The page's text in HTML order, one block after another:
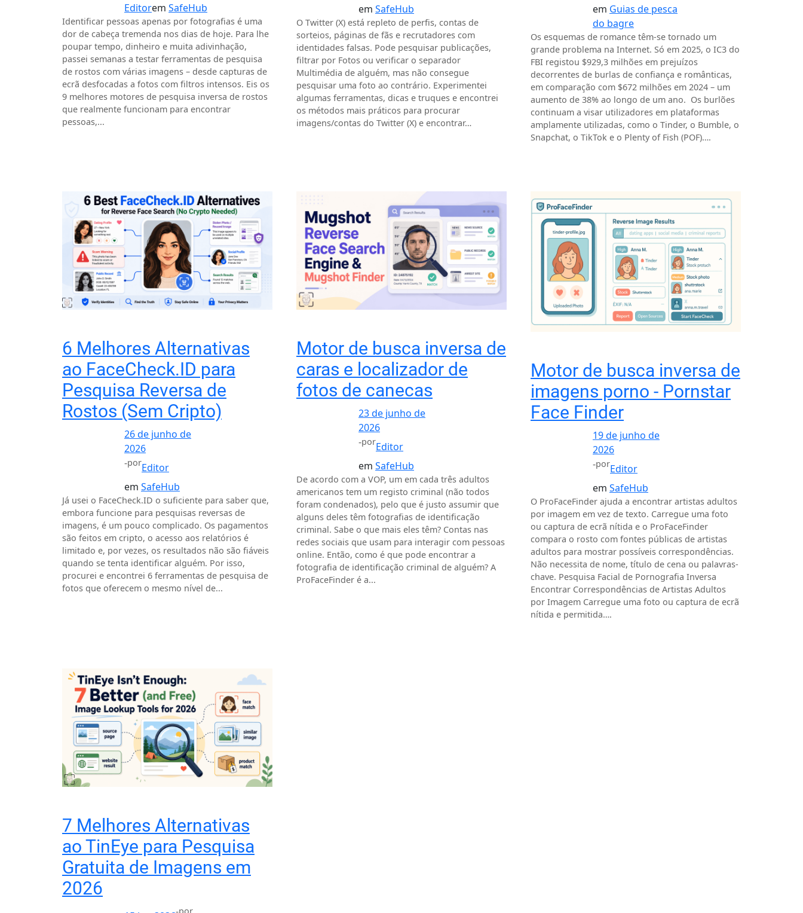
Editorem SafeHub
Identificar pessoas apenas por fotografias é uma
dor de cabeça tremenda nos dias de hoje. Para lhe
poupar tempo, dinheiro e muita adivinhação,
passei semanas a testar ferramentas de pesquisa
de rostos com várias imagens – desde capturas de
ecrã desfocadas a fotos com filtros intensos. Eis os
9 melhores motores de pesquisa inversa de rostos
que realmente funcionam para encontrar
pessoas,...
em SafeHub
O Twitter (X) está repleto de perfis, contas de
sorteios, páginas de fãs e recrutadores com
identidades falsas. Pode pesquisar publicações,
filtrar por Fotos ou verificar o separador
Multimédia de alguém, mas não consegue
pesquisar uma foto ao contrário. Experimentei
algumas ferramentas, dicas e truques e encontrei
os métodos mais práticos para procurar
imagens/contas do Twitter (X) e encontrar…
em Guias de pesca
do bagre
Os esquemas de romance têm-se tornado um
grande problema na Internet. Só em 2025, o IC3 do
FBI registou $929,3 milhões em prejuízos
decorrentes de burlas de confiança e românticas,
em comparação com $672 milhões em 2024 – um
aumento de 38% ao longo de um ano. Os burlões
continuam a visar utilizadores em plataformas
amplamente utilizadas, como o Tinder, o Bumble, o
Snapchat, o TikTok e o Plenty of Fish (POF)….
6 Melhores Alternativas
ao FaceCheck.ID para
Pesquisa Reversa de
Rostos (Sem Cripto)
26 de junho de
2026
-porEditor
em SafeHub
Já usei o FaceCheck.ID o suficiente para saber que,
embora funcione para pesquisas reversas de
imagens, é um pouco complicado. Os pagamentos
são feitos em cripto, o acesso aos relatórios é
limitado e, por vezes, os resultados não são fiáveis
quando se tenta identificar alguém. Por isso,
procurei e encontrei 6 ferramentas de pesquisa de
fotos que oferecem o mesmo nível de...
Motor de busca inversa de
caras e localizador de
fotos de canecas
23 de junho de
2026
-porEditor
em SafeHub
De acordo com a VOP, um em cada três adultos
americanos tem um registo criminal (não todos
foram condenados), pelo que é justo assumir que
alguns deles têm fotografias de identificação
criminal. Sabe o que mais eles têm? Contas nas
redes sociais que usam para interagir com pessoas
online. Então, como é que pode encontrar a
fotografia de identificação criminal de alguém? A
ProFaceFinder é a...
Motor de busca inversa de
imagens porno - Pornstar
Face Finder
19 de junho de
2026
-porEditor
em SafeHub
O ProFaceFinder ajuda a encontrar artistas adultos
por imagem em vez de texto. Carregue uma foto
ou captura de ecrã nítida e o ProFaceFinder
compara o rosto com fontes públicas de artistas
adultos para mostrar possíveis correspondências.
Não necessita de nome, título de cena ou palavras-
chave. Pesquisa Facial de Pornografia Inversa
Encontrar Correspondências de Artistas Adultos
por Imagem Carregue uma foto ou captura de ecrã
nítida e permitida….
7 Melhores Alternativas
ao TinEye para Pesquisa
Gratuita de Imagens em
2026